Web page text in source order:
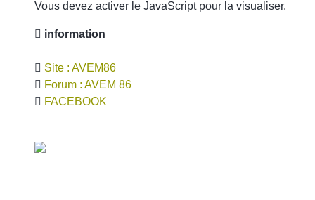
Vous devez activer le JavaScript pour la visualiser.
information
Site : AVEM86
Forum : AVEM 86
FACEBOOK